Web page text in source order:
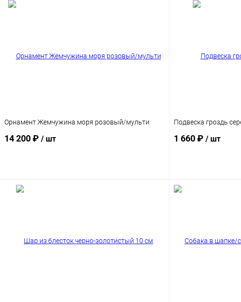
Орнамент Жемчужина моря розовый/мульти
14 200 ₽ / шт
Подписаться
Подвеска гроздь
1 660 ₽ / шт